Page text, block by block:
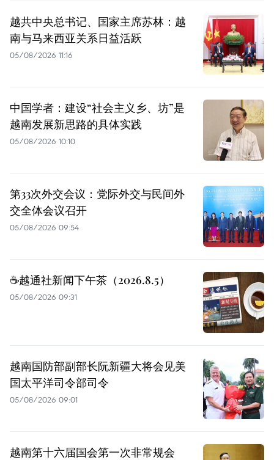
越共中央总书记、国家主席苏林：越
南与马来西亚关系日益活跃
05/08/2026 11:16
中国学者：建设“社会主义乡、坊”是
越南发展新思路的具体实践
05/08/2026 10:10
第33次外交会议：党际外交与民间外
交全体会议召开
05/08/2026 09:54
☕️越通社新闻下午茶（2026.8.5）
05/08/2026 09:31
越南国防部副部长阮新疆大将会见美
国太平洋司令部司令
05/08/2026 09:01
越南第十六届国会第一次非常规会